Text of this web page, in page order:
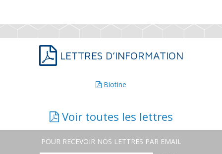
LETTRES D’INFORMATION
Biotine
Voir toutes les lettres
POUR RECEVOIR NOS LETTRES PAR EMAIL